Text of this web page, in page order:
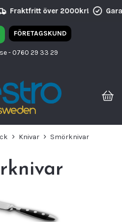
Fraktfritt över 2000kr!
FÖRETAGSKUND
- 0760 29 33 29
Knivar Smörknivar